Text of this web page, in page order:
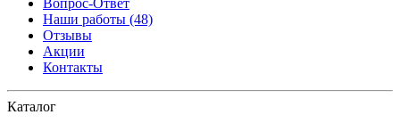
Вопрос-Ответ
Наши работы (48)
Отзывы
Акции
Контакты
Каталог